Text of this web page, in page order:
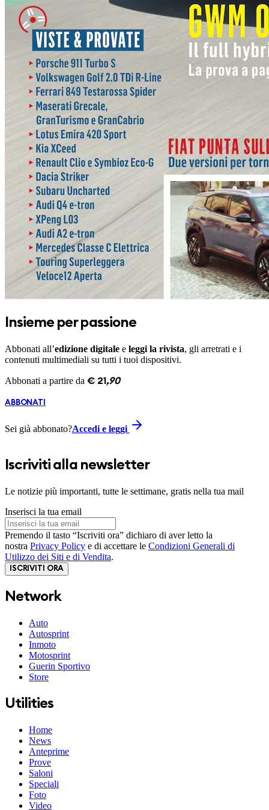
Insieme per passione
Abbonati all’edizione digitale e leggi la rivista, gli arretrati e i
contenuti multimediali su tutti i tuoi dispositivi.
Abbonati a partire da € 21 ,90
ABBONATI
Sei già abbonato?Accedi e leggi
Iscriviti alla newsletter
Le notizie più importanti, tutte le settimane, gratis nella tua mail
Inserisci la tua email
Premendo il tasto “Iscriviti ora” dichiaro di aver letto la
nostra Privacy Policy e di accettare le Condizioni Generali di
Utilizzo dei Siti e di Vendita.
ISCRIVITI ORA
Network
Auto
Autosprint
Inmoto
Motosprint
Guerin Sportivo
Store
Utilities
Home
News
Anteprime
Prove
Saloni
Speciali
Foto
Video